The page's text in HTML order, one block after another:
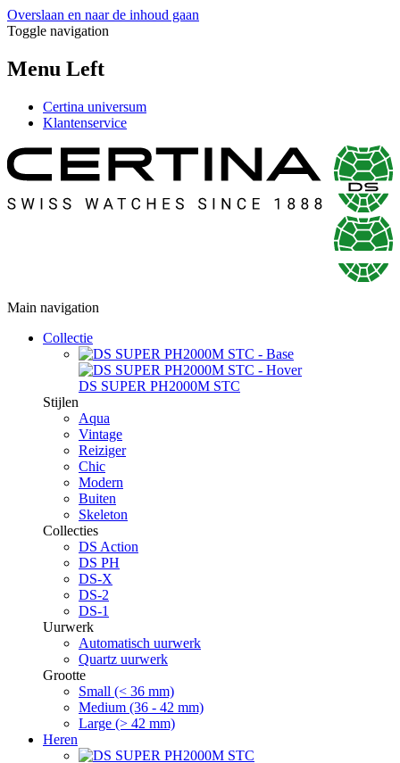
Overslaan en naar de inhoud gaan
Toggle navigation
Menu Left
Certina universum
Klantenservice
Main navigation
Collectie
DS SUPER PH2000M STC
Stijlen
Aqua
Vintage
Reiziger
Chic
Modern
Buiten
Skeleton
Collecties
DS Action
DS PH
DS-X
DS-2
DS-1
Uurwerk
Automatisch uurwerk
Quartz uurwerk
Grootte
Small (< 36 mm)
Medium (36 - 42 mm)
Large (> 42 mm)
Heren